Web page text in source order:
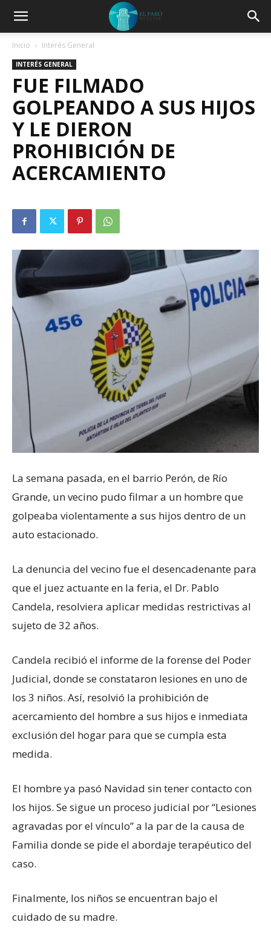
Inicio Interés General
INTERÉS GENERAL
FUE FILMADO
GOLPEANDO A SUS HIJOS
Y LE DIERON
PROHIBICIÓN DE
ACERCAMIENTO
La semana pasada, en el barrio Perón, de Río
Grande, un vecino pudo filmar a un hombre que
golpeaba violentamente a sus hijos dentro de un
auto estacionado.
La denuncia del vecino fue el desencadenante para
que el juez actuante en la feria, el Dr. Pablo
Candela, resolviera aplicar medidas restrictivas al
sujeto de 32 años.
Candela recibió el informe de la forense del Poder
Judicial, donde se constataron lesiones en uno de
los 3 niños. Así, resolvió la prohibición de
acercamiento del hombre a sus hijos e inmediata
exclusión del hogar para que se cumpla esta
medida.
El hombre ya pasó Navidad sin tener contacto con
los hijos. Se sigue un proceso judicial por “Lesiones
agravadas por el vínculo” a la par de la causa de
Familia donde se pide el abordaje terapéutico del
caso.
Finalmente, los niños se encuentran bajo el
cuidado de su madre.